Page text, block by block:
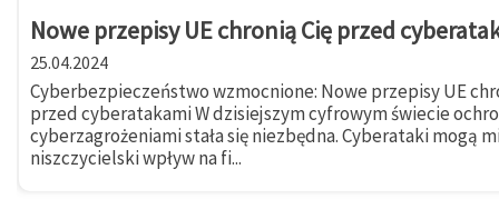
Nowe przepisy UE chronią Cię przed
25.04.2024
Cyberbezpieczeństwo wzmocnione: Nowe przepisy UE
przed cyberatakami W dzisiejszym cyfrowym świecie
cyberzagrożeniami stała się niezbędna. Cyberataki mogą
niszczycielski wpływ na fi...